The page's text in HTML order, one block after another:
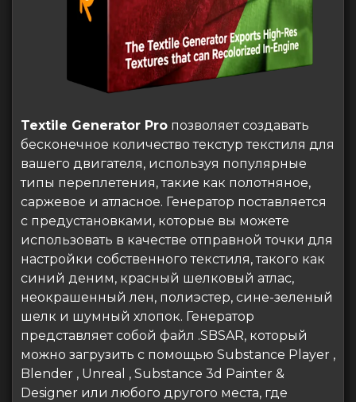
Textile Generator Pro позволяет создавать
бесконечное количество текстур текстиля для
вашего двигателя, используя популярные
типы переплетения, такие как полотняное,
саржевое и атласное. Генератор поставляется
с предустановками, которые вы можете
использовать в качестве отправной точки для
настройки собственного текстиля, такого как
синий деним, красный шелковый атлас,
неокрашенный лен, полиэстер, сине-зеленый
шелк и шумный хлопок. Генератор
представляет собой файл .SBSAR, который
можно загрузить с помощью Substance Player ,
Blender , Unreal , Substance 3d Painter &
Designer или любого другого места, где